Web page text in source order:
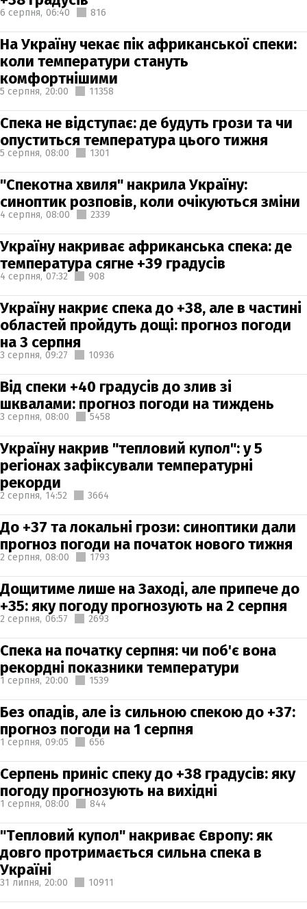
6 серпня, 06:40 816
На Україну чекає пік африканської спеки:
коли температури стануть
комфортнішими
5 серпня, 20:00 11358
Спека не відступає: де будуть грози та чи
опуститься температура цього тижня
5 серпня, 08:00 1301
"Спекотна хвиля" накрила Україну:
синоптик розповів, коли очікуються зміни
4 серпня, 08:00 2339
Україну накриває африканська спека: де
температура сягне +39 градусів
4 серпня, 07:32 908
Україну накриє спека до +38, але в частині
областей пройдуть дощі: прогноз погоди
на 3 серпня
3 серпня, 09:27 10936
Від спеки +40 градусів до злив зі
шквалами: прогноз погоди на тиждень
3 серпня, 08:00 5458
Україну накрив "тепловий купол": у 5
регіонах зафіксували температурні
рекорди
2 серпня, 14:52 3664
До +37 та локальні грози: синоптики дали
прогноз погоди на початок нового тижня
2 серпня, 08:00 1793
Дощитиме лише на Заході, але припече до
+35: яку погоду прогнозують на 2 серпня
2 серпня, 06:57 2693
Спека на початку серпня: чи поб'є вона
рекордні показники температури
1 серпня, 20:00 1539
Без опадів, але із сильною спекою до +37:
прогноз погоди на 1 серпня
1 серпня, 09:05 656
Серпень приніс спеку до +38 градусів: яку
погоду прогнозують на вихідні
1 серпня, 08:00 844
"Тепловий купол" накриває Європу: як
довго протримається сильна спека в
Україні
31 липня, 20:00 10911